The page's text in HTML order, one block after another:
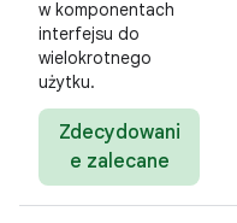
w komponentach
interfejsu do
wielokrotnego
użytku.
Zdecydowani
e zalecane